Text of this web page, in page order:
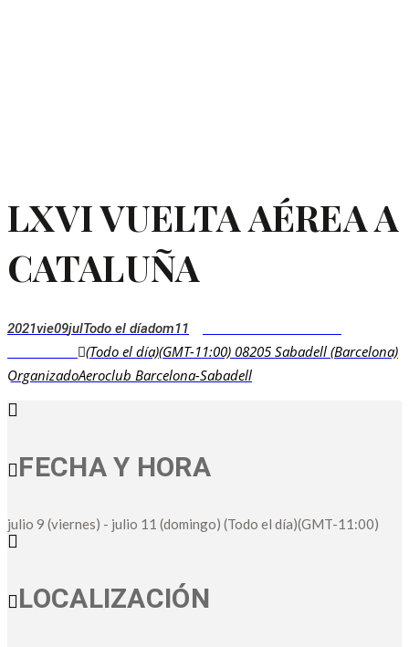
LXVI VUELTA AÉREA A
CATALUÑA
2021vie09julTodo el díadom11
(Todo el día)(GMT-11:00) 08205 Sabadell (Barcelona)
OrganizadoAeroclub Barcelona-Sabadell
FECHA Y HORA
julio 9 (viernes) - julio 11 (domingo) (Todo el día)(GMT-11:00)
LOCALIZACIÓN